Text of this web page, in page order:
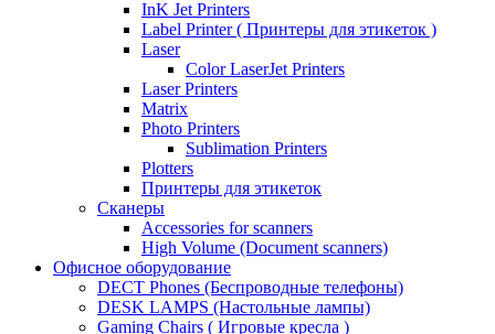
InK Jet Printers
Label Printer ( Принтеры для этикеток )
Laser
Color LaserJet Printers
Laser Printers
Matrix
Photo Printers
Sublimation Printers
Plotters
Принтеры для этикеток
Сканеры
Accessories for scanners
High Volume (Document scanners)
Офисное оборудование
DECT Phones (Беспроводные телефоны)
DESK LAMPS (Настольные лампы)
Gaming Chairs ( Игровые кресла )